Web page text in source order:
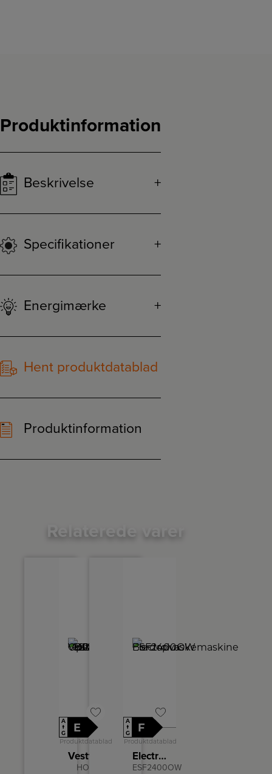
Produktinformation
Beskrivelse
Specifikationer
Energimærke
Hent produktdatablad
Produktinformation
Relaterede varer
A
↑
G
E
Produktdatablad
HOF
A
↑
G
F
Produktdatablad
Electrolux Bordopvaskemaskine
ESF2400OW